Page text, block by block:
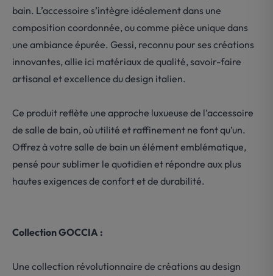
bain. L’accessoire s’intègre idéalement dans une
composition coordonnée, ou comme pièce unique dans
une ambiance épurée. Gessi, reconnu pour ses créations
innovantes, allie ici matériaux de qualité, savoir-faire
artisanal et excellence du design italien.
Ce produit reflète une approche luxueuse de l’accessoire
de salle de bain, où utilité et raffinement ne font qu’un.
Offrez à votre salle de bain un élément emblématique,
pensé pour sublimer le quotidien et répondre aux plus
hautes exigences de confort et de durabilité.
Collection GOCCIA :
Une collection révolutionnaire de créations au design